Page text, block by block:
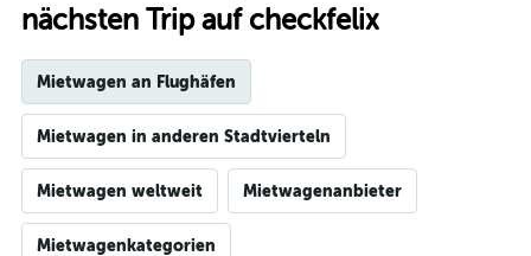
nächsten Trip auf checkfelix
Mietwagen an Flughäfen
Mietwagen in anderen Stadtvierteln
Mietwagen weltweit Mietwagenanbieter
Mietwagenkategorien